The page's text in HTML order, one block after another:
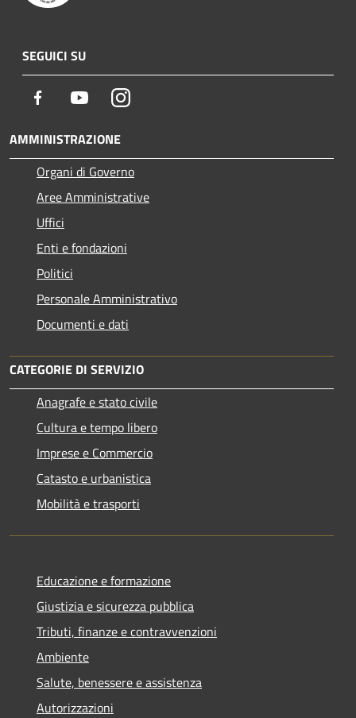
SEGUICI SU
Facebook YoutubeInstagram
AMMINISTRAZIONE
Organi di Governo
Aree Amministrative
Uffici
Enti e fondazioni
Politici
Personale Amministrativo
Documenti e dati
CATEGORIE DI SERVIZIO
Anagrafe e stato civile
Cultura e tempo libero
Imprese e Commercio
Catasto e urbanistica
Mobilità e trasporti
Educazione e formazione
Giustizia e sicurezza pubblica
Tributi, finanze e contravvenzioni
Ambiente
Salute, benessere e assistenza
Autorizzazioni